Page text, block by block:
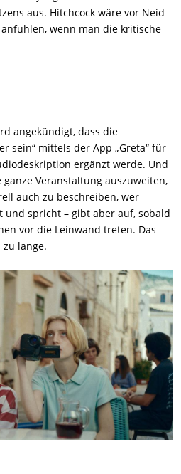
aus. Hitchcock wäre vor Neid
wenn man die kritische
angekündigt, dass die
sein“ mittels der App „Greta“ für
ergänzt werde. Und
Veranstaltung auszuweiten,
auch zu beschreiben, wer
und spricht – gibt aber auf, sobald
vor die Leinwand treten. Das
lange.